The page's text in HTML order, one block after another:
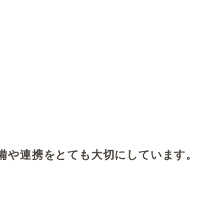
連携をとても大切にしています。